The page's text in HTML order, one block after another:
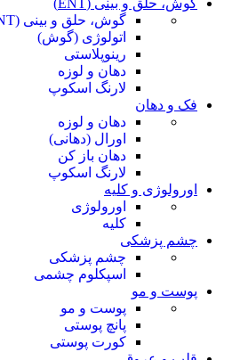
گوش، حلق و بینی (ENT)
گوش، حلق و بینی (ENT)
اتولوژی (گوش)
رینوپلاستی
دهان و لوزه
لارنگ اسکوپ
فک و دهان
دهان و لوزه
اورال (دهانی)
دهان باز کن
لارنگ اسکوپ
اورولوژی و کلیه
اورولوژی
کلیه
چشم پزشکی
چشم پزشکی
اسپکلوم چشمی
پوست و مو
پوست و مو
پانچ پوستی
کورت پوستی